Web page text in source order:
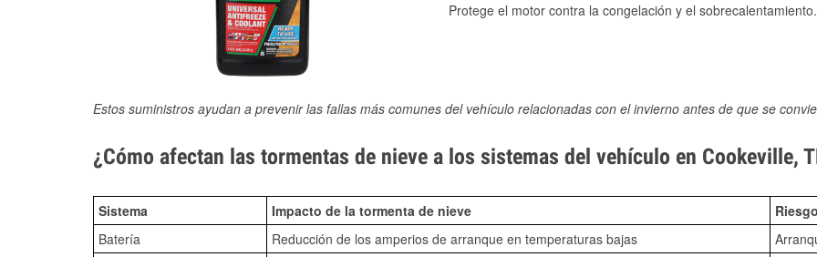
Protege el motor contra la congelación y el sobrecalentamiento.
Estos suministros ayudan a prevenir las fallas más comunes del vehículo relacionadas con el invierno antes de que se
¿Cómo afectan las tormentas de nieve a los sistemas del vehículo en Cookeville,
Sistema Impacto de la tormenta de nieve
Batería
Reducción de los amperios de arranque en temperaturas bajas